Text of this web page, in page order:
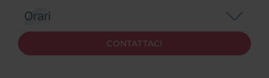
Orari
CONTATTACI